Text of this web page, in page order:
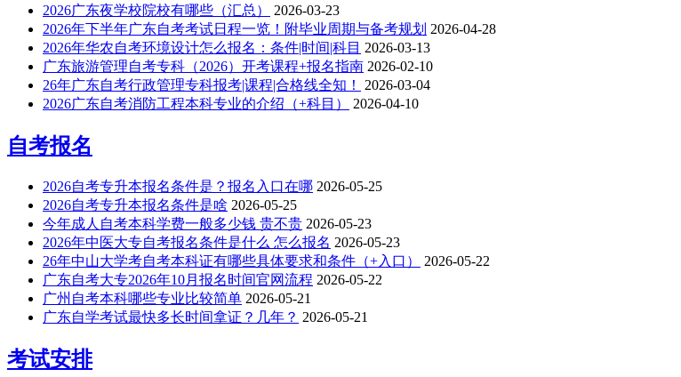
2026广东夜学校院校有哪些（汇总）
2026-03-23
2026年下半年广东自考考试日程一览！附毕业周期与备考规划 2026-04-28
2026年华农自考环境设计怎么报名：条件|时间|科目 2026-03-13
广东旅游管理自考专科（2026）开考课程+报名指南 2026-02-10
26年广东自考行政管理专科报考|课程|合格线全知！
2026-03-04
2026广东自考消防工程本科专业的介绍（+科目）
2026-04-10
自考报名
2026自考专升本报名条件是？报名入口在哪 2026-05-25
2026自考专升本报名条件是啥 2026-05-25
今年成人自考本科学费一般多少钱 贵不贵 2026-05-23
2026年中医大专自考报名条件是什么 怎么报名 2026-05-23
26年中山大学考自考本科证有哪些具体要求和条件（+入口）
2026-05-22
广东自考大专2026年10月报名时间官网流程 2026-05-22
广州自考本科哪些专业比较简单 2026-05-21
广东自学考试最快多长时间拿证？几年？ 2026-05-21
考试安排